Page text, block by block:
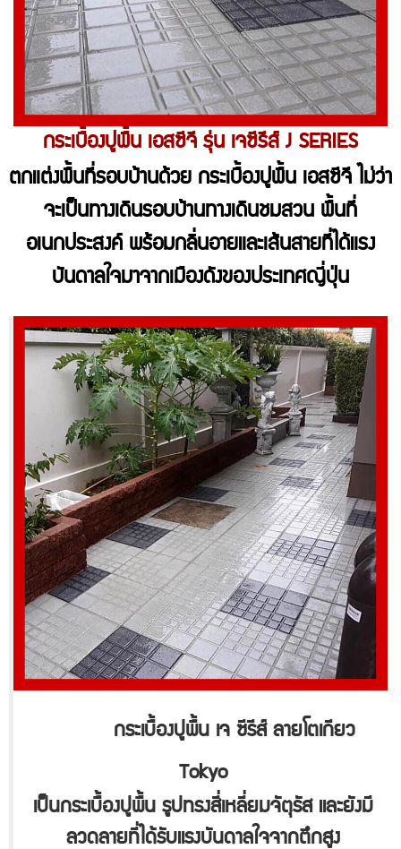
กระเบื้องปูพื้น เอสซีจี รุ่น เจซีรีส์ J SERIES
ตกแต่งพื้นที่รอบบ้านด้วย กระเบื้องปูพื้น เอสซีจี ไม่ว่า
จะเป็นทางเดินรอบบ้านทางเดินชมสวน พื้นที่
อเนกประสงค์ พร้อมกลิ่นอายและเส้นสายที่ได้แรง
บันดาลใจมาจากเมืองดังของประเทศญี่ปุ่น
กระเบื้องปูพื้น เจ ซีรีส์ ลายโตเกียว
Tokyo
เป็นกระเบื้องปูพื้น รูปทรงสี่เหลี่ยมจัตุรัส และยังมี
ลวดลายที่ได้รับแรงบันดาลใจจากตึกสูง